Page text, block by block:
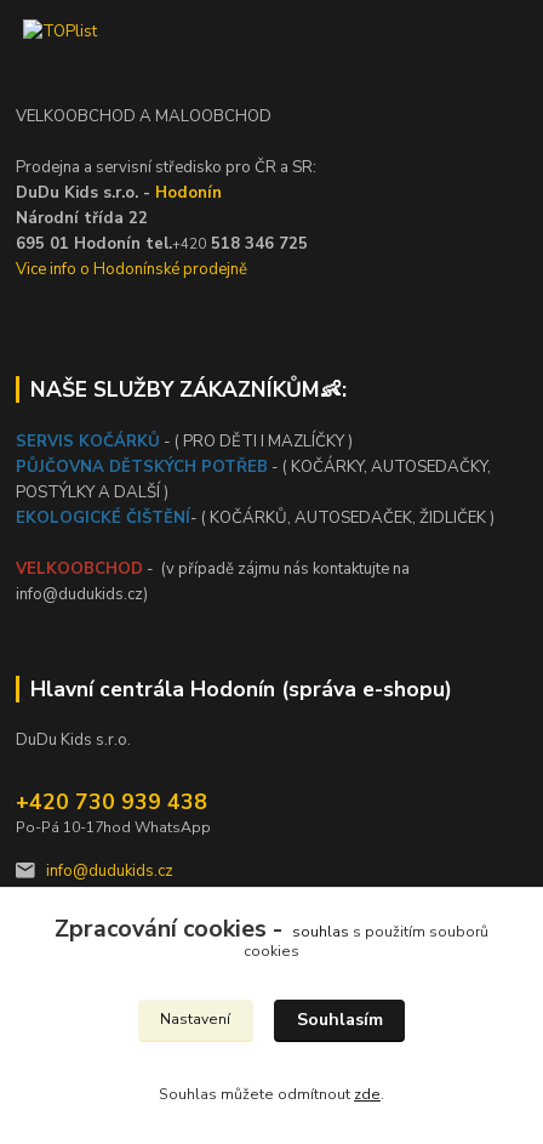
VELKOOBCHOD A MALOOBCHOD
Prodejna a servisní středisko pro ČR a SR:
DuDu Kids s.r.o. - Hodonín
Národní třída 22
695 01 Hodonín tel.+420 518 346 725
Vice info o Hodonínské prodejně
NAŠE SLUŽBY ZÁKAZNÍKŮM👶:
SERVIS KOČÁRKŮ - ( PRO DĚTI I MAZLÍČKY )
PŮJČOVNA DĚTSKÝCH POTŘEB - ( KOČÁRKY, AUTOSEDAČKY,
POSTÝLKY A DALŠÍ )
EKOLOGICKÉ ČIŠTĚNÍ- ( KOČÁRKŮ, AUTOSEDAČEK, ŽIDLIČEK )
VELKOOBCHOD - (v případě zájmu nás kontaktujte na
info@dudukids.cz)
Hlavní centrála Hodonín (správa e-shopu)
DuDu Kids s.r.o.
+420 730 939 438
Po-Pá 10-17hod WhatsApp
info@dudukids.cz
Upravit sběr cookies.
Zpracování cookies - souhlas s použitím souborů
cookies
Nastavení Souhlasím
Souhlas můžete odmítnout zde.